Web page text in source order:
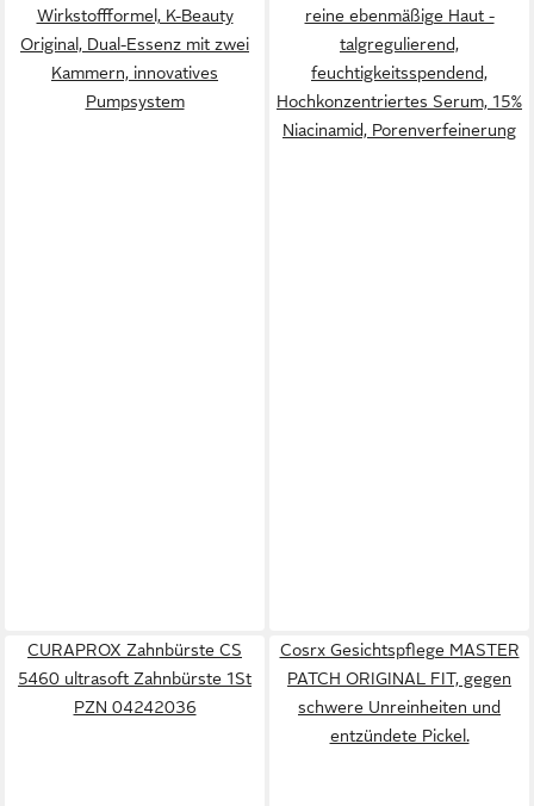
Wirkstoffformel, K-Beauty
Original, Dual-Essenz mit zwei
Kammern, innovatives
Pumpsystem
reine ebenmäßige Haut -
talgregulierend,
feuchtigkeitsspendend,
Hochkonzentriertes Serum, 15%
Niacinamid, Porenverfeinerung
CURAPROX Zahnbürste CS
5460 ultrasoft Zahnbürste 1St
PZN 04242036
Cosrx Gesichtspflege MASTER
PATCH ORIGINAL FIT, gegen
schwere Unreinheiten und
entzündete Pickel.